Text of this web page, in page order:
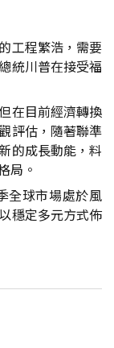
工程繁浩，需要
統川普在接受福
在目前經濟轉換
評估，隨著聯準
的成長動能，料
局。
全球市場處於風
穩定多元方式佈